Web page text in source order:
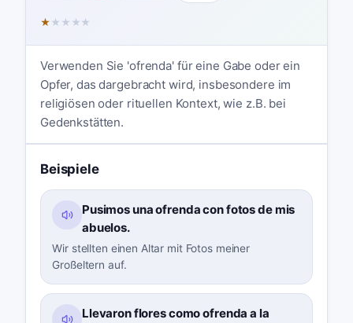
★ ★ ★ ★ ★
Verwenden Sie 'ofrenda' für eine Gabe oder ein
Opfer, das dargebracht wird, insbesondere im
religiösen oder rituellen Kontext, wie z.B. bei
Gedenkstätten.
Beispiele
Pusimos una ofrenda con fotos de mis
abuelos.
Wir stellten einen Altar mit Fotos meiner
Großeltern auf.
Llevaron flores como ofrenda a la